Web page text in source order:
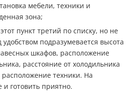
мебели, техники и
зона;
пункт третий по списку, но не
подразумевается высота
шкафов, расположение
расстояние от холодильника
техники. На
и готовить приятно.